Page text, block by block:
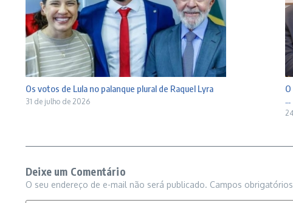
Os votos de Lula no palanque plural de Raquel Lyra
31 de julho de 2026
...
Deixe um Comentário
O seu endereço de e-mail não será publicado. Campos